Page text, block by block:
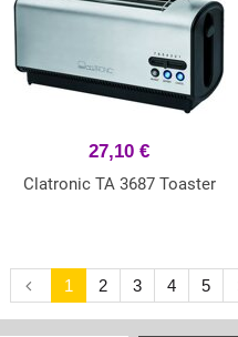
27,10 €
Clatronic TA 3687 Toaster
1 2 3 4 5